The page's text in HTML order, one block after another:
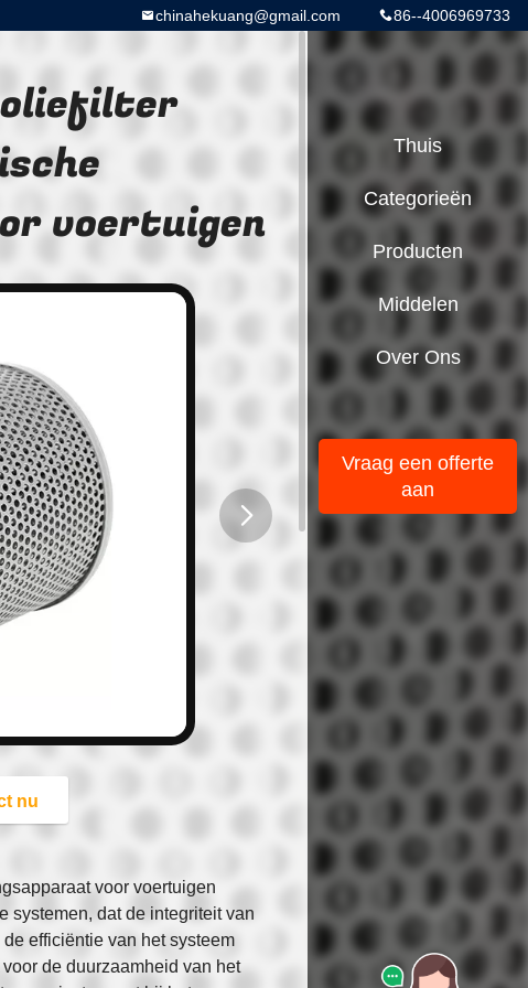
86--4006969733
chinahekuang@gmail.com
oliefilter
voertuigen
button
nu
voor voertuigen
systemen, dat de integriteit van
efficiëntie van het systeem
de duurzaamheid van het
Thuis
Categorieën
Producten
Middelen
Over Ons
Vraag een offerte
aan